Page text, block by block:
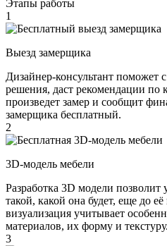
Этапы работы
1
Выезд замерщика
Дизайнер-консультант поможет
решения, даст рекомендации по
произведет замер и сообщит
замерщика бесплатный.
2
3D-модель мебели
Разработка 3D модели позволит
такой, какой она будет, еще до
визуализация учитывает
материалов, их форму и текстуру.
3